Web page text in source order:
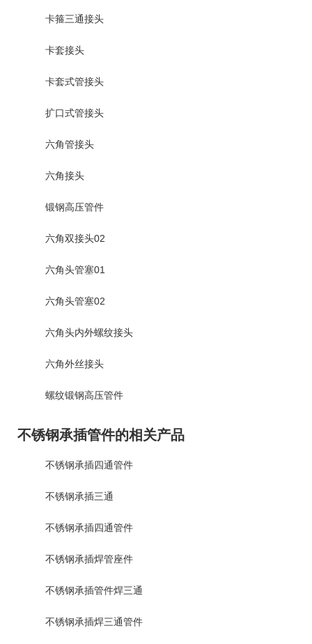
卡箍三通接头
卡套接头
卡套式管接头
扩口式管接头
六角管接头
六角接头
锻钢高压管件
六角双接头02
六角头管塞01
六角头管塞02
六角头内外螺纹接头
六角外丝接头
螺纹锻钢高压管件
不锈钢承插管件的相关产品
不锈钢承插四通管件
不锈钢承插三通
不锈钢承插四通管件
不锈钢承插焊管座件
不锈钢承插管件焊三通
不锈钢承插焊三通管件